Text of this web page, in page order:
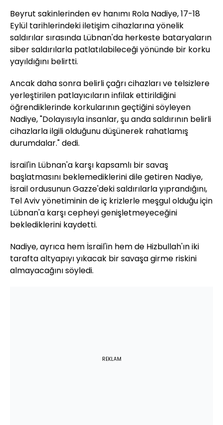
Beyrut sakinlerinden ev hanımı Rola Nadiye, 17-18
Eylül tarihlerindeki iletişim cihazlarına yönelik
saldırılar sırasında Lübnan'da herkeste bataryaların
siber saldırılarla patlatılabileceği yönünde bir korku
yayıldığını belirtti.
Ancak daha sonra belirli çağrı cihazları ve telsizlere
yerleştirilen patlayıcıların infilak ettirildiğini
öğrendiklerinde korkularının geçtiğini söyleyen
Nadiye, "Dolayısıyla insanlar, şu anda saldırının belirli
cihazlarla ilgili olduğunu düşünerek rahatlamış
durumdalar." dedi.
İsrail'in Lübnan'a karşı kapsamlı bir savaş
başlatmasını beklemediklerini dile getiren Nadiye,
İsrail ordusunun Gazze'deki saldırılarla yıprandığını,
Tel Aviv yönetiminin de iç krizlerle meşgul olduğu için
Lübnan'a karşı cepheyi genişletmeyeceğini
beklediklerini kaydetti.
Nadiye, ayrıca hem İsrail'in hem de Hizbullah'ın iki
tarafta altyapıyı yıkacak bir savaşa girme riskini
almayacağını söyledi.
REKLAM